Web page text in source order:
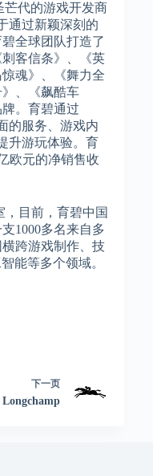
芒代的游戏开发商
通过新颖深刻的
全球团队打造了
客信条》、《英
魂》、《舞力全
、《飙酷车
。育碧通过
的服务、游戏内
升游玩体验。育
欧元的净销售收
，目前，育碧中国
1000多名来自多
跨游戏制作、技
能等多个领域。
下一页
Longchamp